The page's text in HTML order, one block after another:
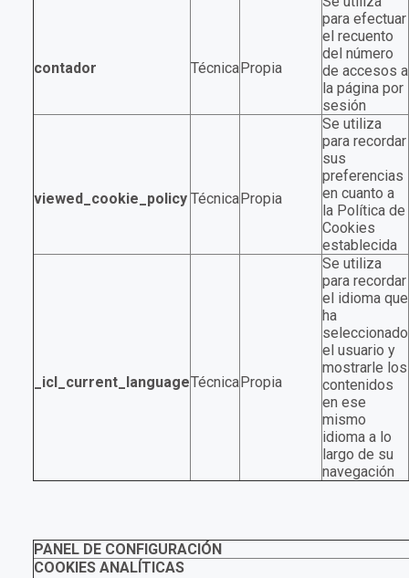
contador Técnica Propia
para efectuar
el recuento
del número
de accesos a
la página por
sesión
viewed_cookie_policy Técnica Propia
Se utiliza
para recordar
sus
preferencias
en cuanto a
la Política de
Cookies
establecida
_icl_current_languageTécnica Propia
Se utiliza
para recordar
el idioma que
ha
seleccionado
el usuario y
mostrarle los
contenidos
en ese
mismo
idioma a lo
largo de su
navegación
PANEL DE CONFIGURACIÓN
COOKIES ANALÍTICAS